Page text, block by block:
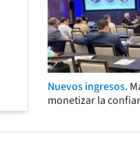
Nuevos ingresos.
monetizar la